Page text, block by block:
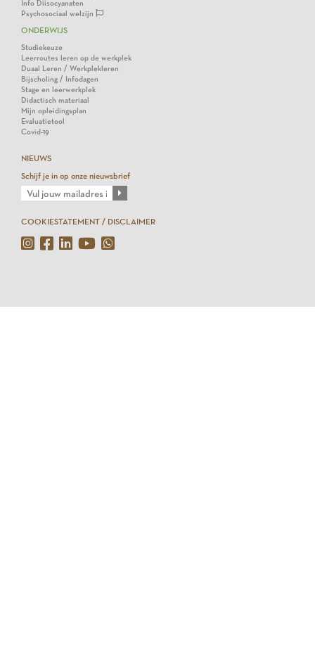
Info Diisocyanaten
Psychosociaal welzijn
ONDERWIJS
Studiekeuze
Leerroutes leren op de werkplek
Duaal Leren / Werkplekleren
Bijscholing / Infodagen
Stage en leerwerkplek
Didactisch materiaal
Mijn opleidingsplan
Evaluatietool
Covid-19
NIEUWS
Schijf je in op onze nieuwsbrief
COOKIESTATEMENT / DISCLAIMER